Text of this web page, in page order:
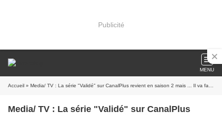
Publicité
MENU
Accueil » Media/ TV : La série "Validé" sur CanalPlus revient en saison 2 mais ... Il va falloir attendre !
Media/ TV : La série "Validé" sur CanalPlus